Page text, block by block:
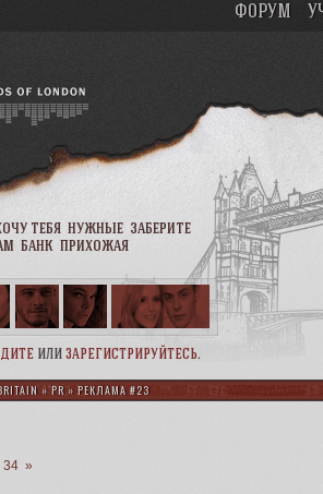
тебя нужные заберите
банк прихожая
ФОРУМ
или зарегистрируйтесь.
»PR » РЕКЛАМА #23
34 »